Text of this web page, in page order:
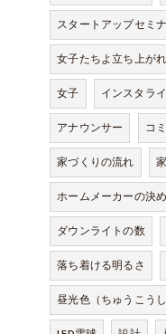
スタートアップセミ
女子たちよ立ち上がれ
女子
インスタラ
アナウンサー
コ
家づくりの流れ
ホームメーカーの決
ダウンライトの数
落ち着ける明るさ
昼光色（ちゅうこうし